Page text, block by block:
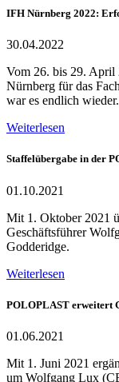
IFH Nürnberg 2022:
30.04.2022
Vom 26. bis 29. April
Nürnberg für das
war es endlich
Weiterlesen
Staffelübergabe in der
01.10.2021
Mit 1. Oktober 2021
Geschäftsführer
Godderidge.
Weiterlesen
POLOPLAST erweitert
01.06.2021
Mit 1. Juni 2021
um Wolfgang Lux